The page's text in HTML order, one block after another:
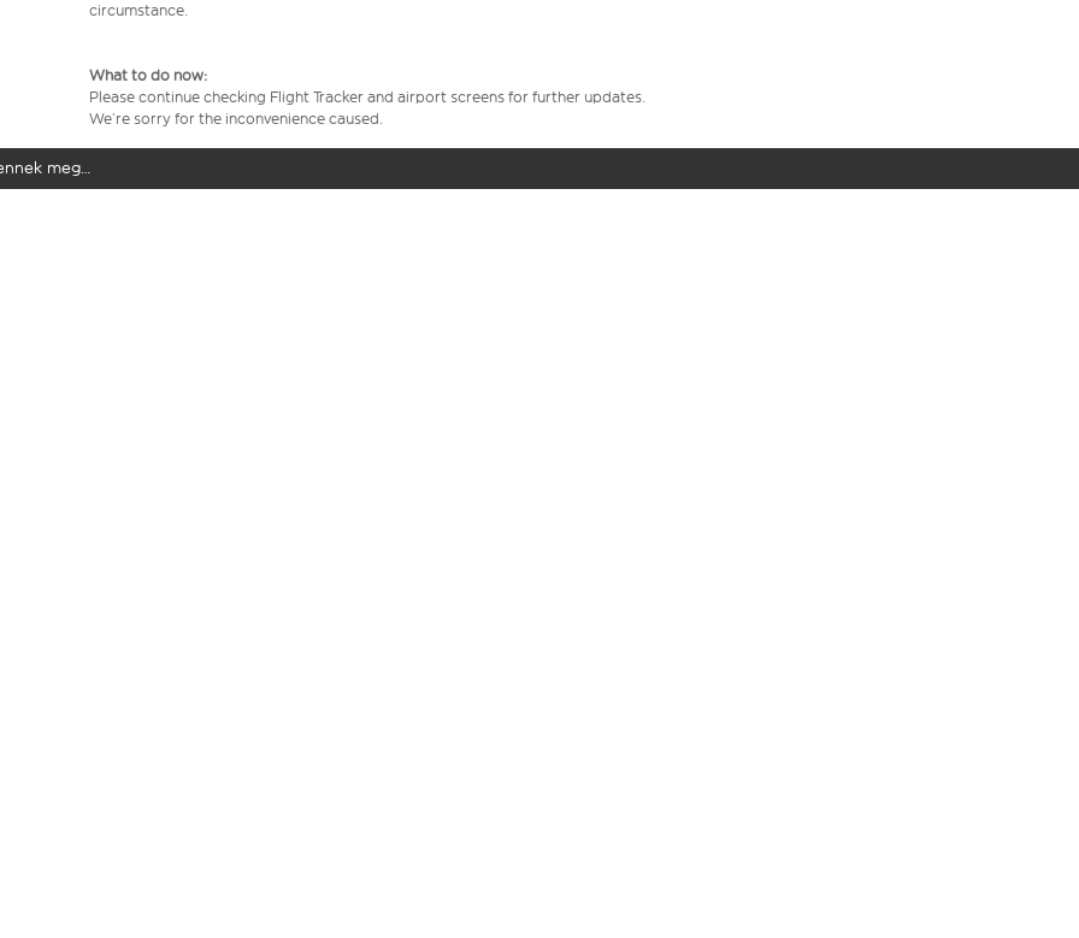
circumstance.
What to do now:
Please continue checking Flight Tracker and airport screens for further updates.
We’re sorry for the inconvenience caused.
meg…